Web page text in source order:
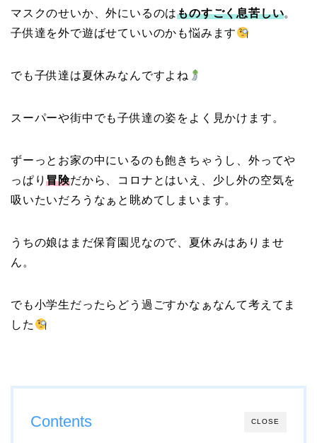
マスクのせいか、外にいるのはものすごく息苦しい。
子供達を外で遊ばせていいのかも悩みます
でも子供達は夏休みなんですよね
スーパーや街中でも子供達の姿をよく見かけます。
ずーっとお家の中にいるのも飽きちゃうし、外ってや
っぱり冒険だから、コロナとはいえ、少し外の空気を
吸いたいだろうなぁと眺めてしまいます。
うちの娘はまだ保育園児なので、夏休みはありませ
ん。
でも小学生だったらどう過ごすかなぁなんて考えてま
した
CLOSE
Contents